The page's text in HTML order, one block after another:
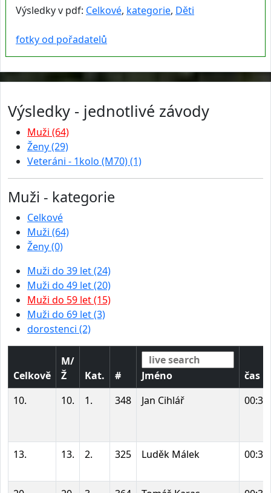
Výsledky v pdf: Celkové, kategorie, Děti
fotky od pořadatelů
Výsledky - jednotlivé závody
Muži (64)
Ženy (29)
Veteráni - 1kolo (M70) (1)
Muži - kategorie
Celkové
Muži (64)
Ženy (0)
Muži do 39 let (24)
Muži do 49 let (20)
Muži do 59 let (15)
Muži do 69 let (3)
dorostenci (2)
Celkově
M/
Ž
Kat. # Jméno
čas
10.
10. 1. 348 Jan Cihlář
13. 13. 2. 325 Luděk Málek